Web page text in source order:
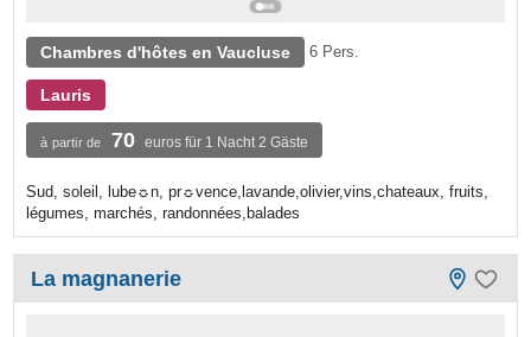
Chambres d'hôtes en Vaucluse 6 Pers.
Lauris
à partir de 70 euros für 1 Nacht 2 Gäste
Sud, soleil, lube☼n, pr☼vence,lavande,olivier,vins,chateaux, fruits,
légumes, marchés, randonnées,balades
La magnanerie